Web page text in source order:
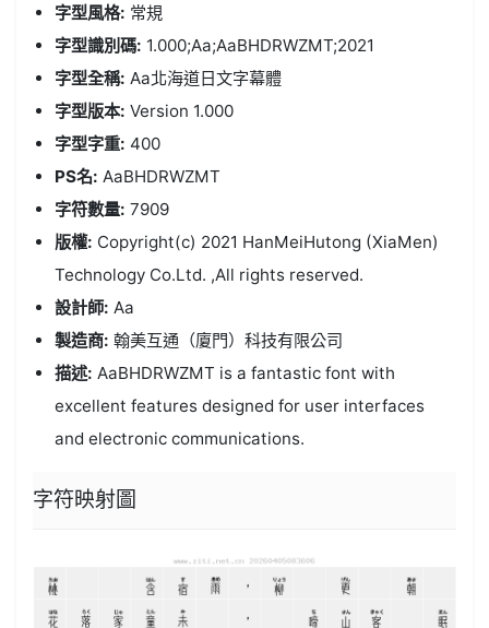
字型風格: 常規
字型識別碼: 1.000;Aa;AaBHDRWZMT;2021
字型全稱: Aa北海道日文字幕體
字型版本: Version 1.000
字型字重: 400
PS名: AaBHDRWZMT
字符數量: 7909
版權: Copyright(c) 2021 HanMeiHutong (XiaMen)
Technology Co.Ltd. ,All rights reserved.
設計師: Aa
製造商: 翰美互通（廈門）科技有限公司
描述: AaBHDRWZMT is a fantastic font with
excellent features designed for user interfaces
and electronic communications.
字符映射圖